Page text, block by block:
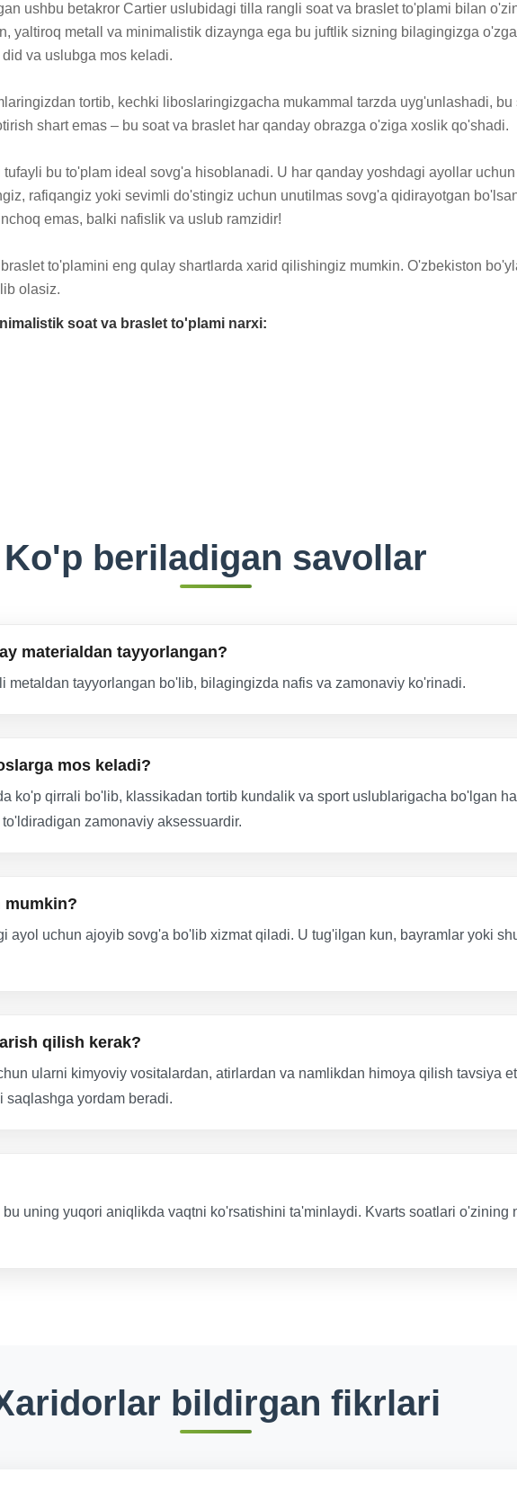
ushbu betakror Cartier uslubidagi tilla rangli soat va braslet to'plami bilan
yaltiroq metall va minimalistik dizaynga ega bu juftlik sizning bilagingizga
va uslubga mos keladi.
tortib, kechki liboslaringizgacha mukammal tarzda uyg'unlashadi,
shart emas – bu soat va braslet har qanday obrazga o'ziga xoslik qo'shadi.
bu to'plam ideal sovg'a hisoblanadi. U har qanday yoshdagi ayollar
rafiqangiz yoki sevimli do'stingiz uchun unutilmas sovg'a qidirayotgan
emas, balki nafislik va uslub ramzidir!
to'plamini eng qulay shartlarda xarid qilishingiz mumkin. O'zbekiston
olasiz.
soat va braslet to'plami narxi:
Ko'p beriladigan savollar
materialdan tayyorlangan?
metaldan tayyorlangan bo'lib, bilagingizda nafis va zamonaviy ko'rinadi.
mos keladi?
ko'p qirrali bo'lib, klassikadan tortib kundalik va sport uslublarigacha bo'lgan
zamonaviy aksessuardir.
mumkin?
ayol uchun ajoyib sovg'a bo'lib xizmat qiladi. U tug'ilgan kun, bayramlar yoki
qilish kerak?
ularni kimyoviy vositalardan, atirlardan va namlikdan himoya qilish tavsiya
saqlashga yordam beradi.
uning yuqori aniqlikda vaqtni ko'rsatishini ta'minlaydi. Kvarts soatlari o'zining
bildirgan fikrlari